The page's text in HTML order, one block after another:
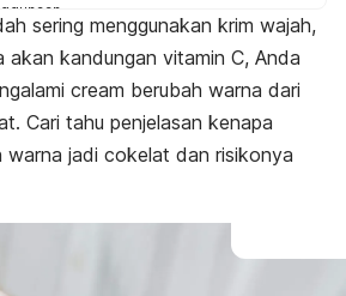
sering menggunakan krim wajah,
kandungan vitamin C, Anda
cream berubah warna dari
Cari tahu penjelasan kenapa
warna jadi cokelat dan risikonya